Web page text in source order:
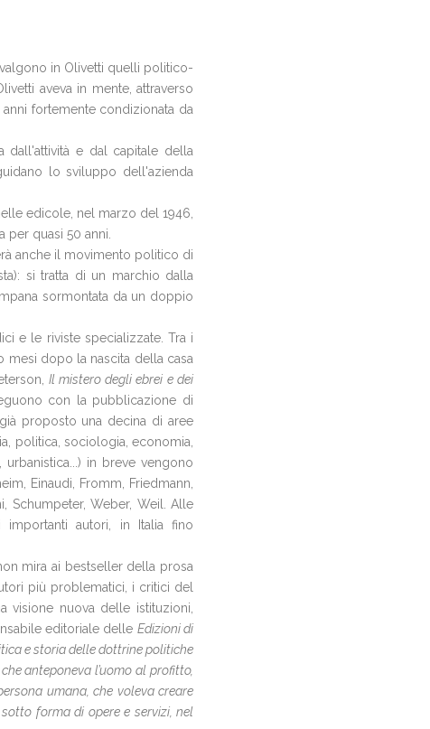
in Olivetti quelli politico-
aveva in mente, attraverso
fortemente condizionata da
dall'attività e dal capitale della
lo sviluppo dell'azienda
edicole, nel marzo del 1946,
per quasi 50 anni.
anche il movimento politico di
si tratta di un marchio dalla
sormontata da un doppio
e le riviste specializzate. Tra i
mesi dopo la nascita della casa
Il mistero degli ebrei e dei
con la pubblicazione di
proposto una decina di aree
politica, sociologia, economia,
in breve vengono
Einaudi, Fromm, Friedmann,
Schumpeter, Weber, Weil. Alle
autori, in Italia fino
mira ai bestseller della prosa
più problematici, i critici del
nuova delle istituzioni,
editoriale delle Edizioni di
e storia delle dottrine politiche
anteponeva l’uomo al profitto,
umana, che voleva creare
forma di opere e servizi, nel